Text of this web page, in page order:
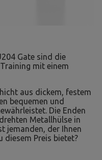
Gate sind die
mit einem
aus dickem, festem
bequemen und
Die Enden
Metallhülse in
jemanden, der Ihnen
diesem Preis bietet?